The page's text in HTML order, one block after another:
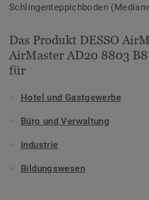
Schlingenteppichboden
Das Produkt DESSO
AirMaster AD20 8803
für
Hotel und Gastgewerbe
Büro und Verwaltung
Industrie
Bildungswesen